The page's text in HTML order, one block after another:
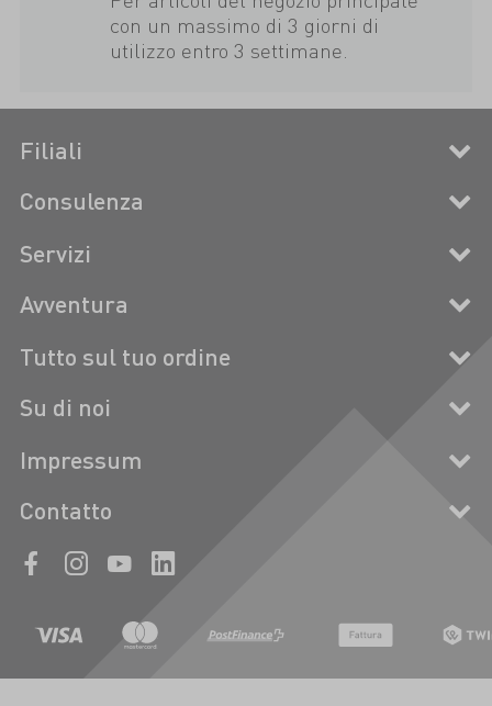
con un massimo di 3 giorni di
utilizzo entro 3 settimane.
Filiali
Consulenza
Servizi
Avventura
Tutto sul tuo ordine
Su di noi
Impressum
Contatto